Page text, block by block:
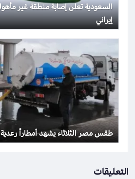
السعودية تعلن إصابة منطقة غير
إيراني
طقس مصر الثلاثاء يشهد أمطاراً رعدية
التعليقات